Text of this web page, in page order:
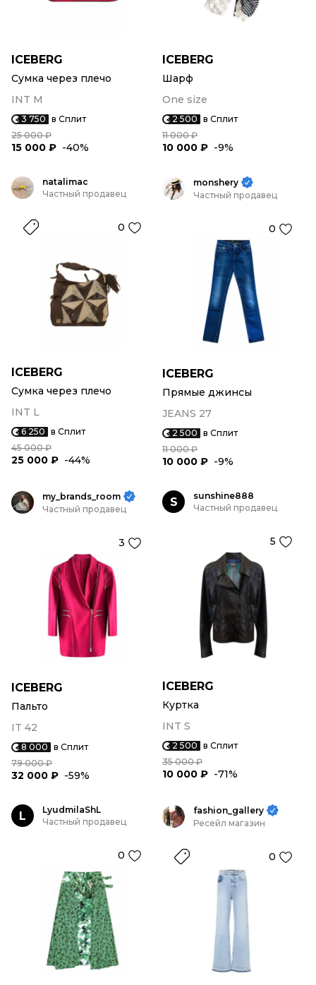
ICEBERG
Сумка через плечо
INT M
3 750 в Сплит
25 000 ₽
15 000 ₽ -40%
ICEBERG
Шарф
One size
2 500 в Сплит
11 000 ₽
10 000 ₽ -9%
natalimac
Частный продавец
0
ICEBERG
Сумка через плечо
INT L
6 250 в Сплит
45 000 ₽
25 000 ₽ -44%
monshery
Частный продавец
0
ICEBERG
Прямые джинсы
JEANS 27
2 500 в Сплит
11 000 ₽
10 000 ₽ -9%
my_brands_room
Частный продавец
3
ICEBERG
Пальто
IT 42
8 000 в Сплит
79 000 ₽
32 000 ₽ -59%
S
sunshine888
Частный продавец
5
ICEBERG
Куртка
INT S
2 500 в Сплит
35 000 ₽
10 000 ₽ -71%
L
LyudmilaShL
Частный продавец
0
fashion_gallery
Ресейл магазин
0